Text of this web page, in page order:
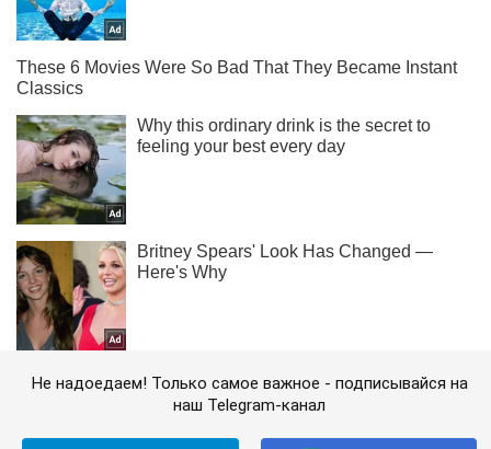
Не надоедаем! Только самое важное - подписывайся на
наш Telegram-канал